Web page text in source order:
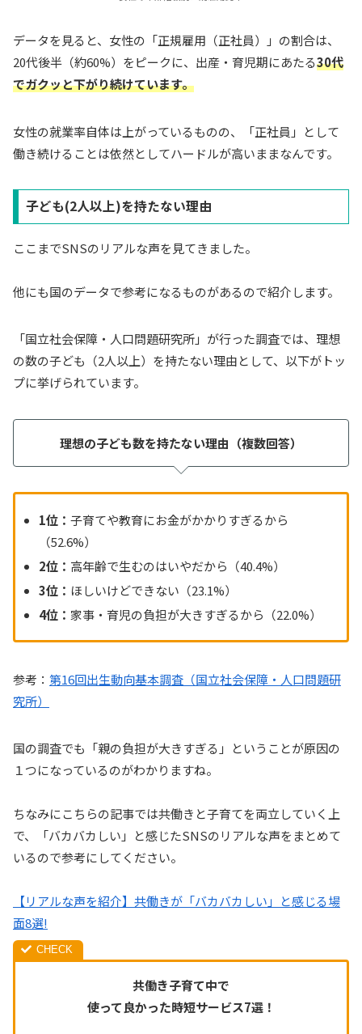
データを見ると、女性の「正規雇用（正社員）」の割合は、
20代後半（約60%）をピークに、出産・育児期にあたる30代
でガクッと下がり続けています。
女性の就業率自体は上がっているものの、「正社員」として
働き続けることは依然としてハードルが高いままなんです。
子ども(2人以上)を持たない理由
ここまでSNSのリアルな声を見てきました。
他にも国のデータで参考になるものがあるので紹介します。
「国立社会保障・人口問題研究所」が行った調査では、理想
の数の子ども（2人以上）を持たない理由として、以下がトッ
プに挙げられています。
理想の子ども数を持たない理由（複数回答）
1位： 子育てや教育にお金がかかりすぎるから
（52.6%）
2位： 高年齢で生むのはいやだから（40.4%）
3位： ほしいけどできない（23.1%）
4位： 家事・育児の負担が大きすぎるから（22.0%）
参考： 第16回出生動向基本調査（国立社会保障・人口問題研
究所）
国の調査でも「親の負担が大きすぎる」ということが原因の
１つになっているのがわかりますね。
ちなみにこちらの記事では共働きと子育てを両立していく上
で、「バカバカしい」と感じたSNSのリアルな声をまとめて
いるので参考にしてください。
【リアルな声を紹介】共働きが「バカバカしい」と感じる場
面8選!
共働き子育て中で
使って良かった時短サービス7選！